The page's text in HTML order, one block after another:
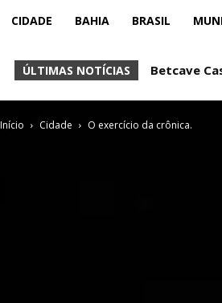
CIDADE BAHIA BRASIL
ÚLTIMAS NOTÍCIAS Betcave
Início Cidade O exercício da crônica.